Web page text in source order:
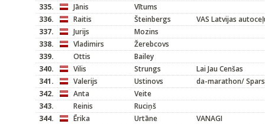
335.
Jānis
Vītums
336.
Raitis Šteinbergs
VAS Latvijas
337.
Jurijs
Mozins
338.
Vladimirs
Žerebcovs
339.
Ottis
Bailey
340.
Vilis Strungs
Lai Jau Cenšas
341.
Valerijs Ustinovs
da-marathon/
342.
Anta
Veite
343.
Reinis
Ruciņš
344.
Ērika Urtāne
VANAGI